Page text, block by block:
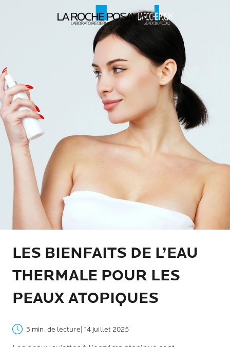
LES BIENFAITS DE L’EAU
THERMALE POUR LES
PEAUX ATOPIQUES
3 min. de lecture | 14 juillet 2025